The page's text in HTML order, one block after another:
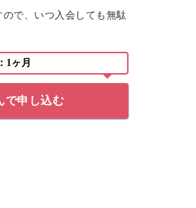
で、いつ入会しても無駄
1ヶ月
で申し込む